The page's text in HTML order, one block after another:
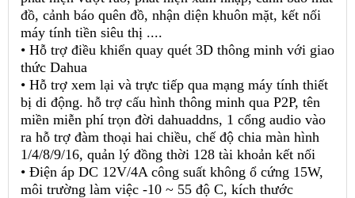
đồ, cảnh báo quên đồ, nhận diện khuôn mặt, kết nối
máy tính tiền siêu thị ....
• Hỗ trợ điều khiển quay quét 3D thông minh với giao
thức Dahua
• Hỗ trợ xem lại và trực tiếp qua mạng máy tính thiết
bị di động. hỗ trợ cấu hình thông minh qua P2P, tên
miền miễn phí trọn đời dahuaddns, 1 cổng audio vào
ra hỗ trợ đàm thoại hai chiều, chế độ chia màn hình
1/4/8/9/16, quản lý đồng thời 128 tài khoản kết nối
• Điện áp DC 12V/4A công suất không ổ cứng 15W,
môi trường làm việc -10 ~ 55 độ C, kích thước